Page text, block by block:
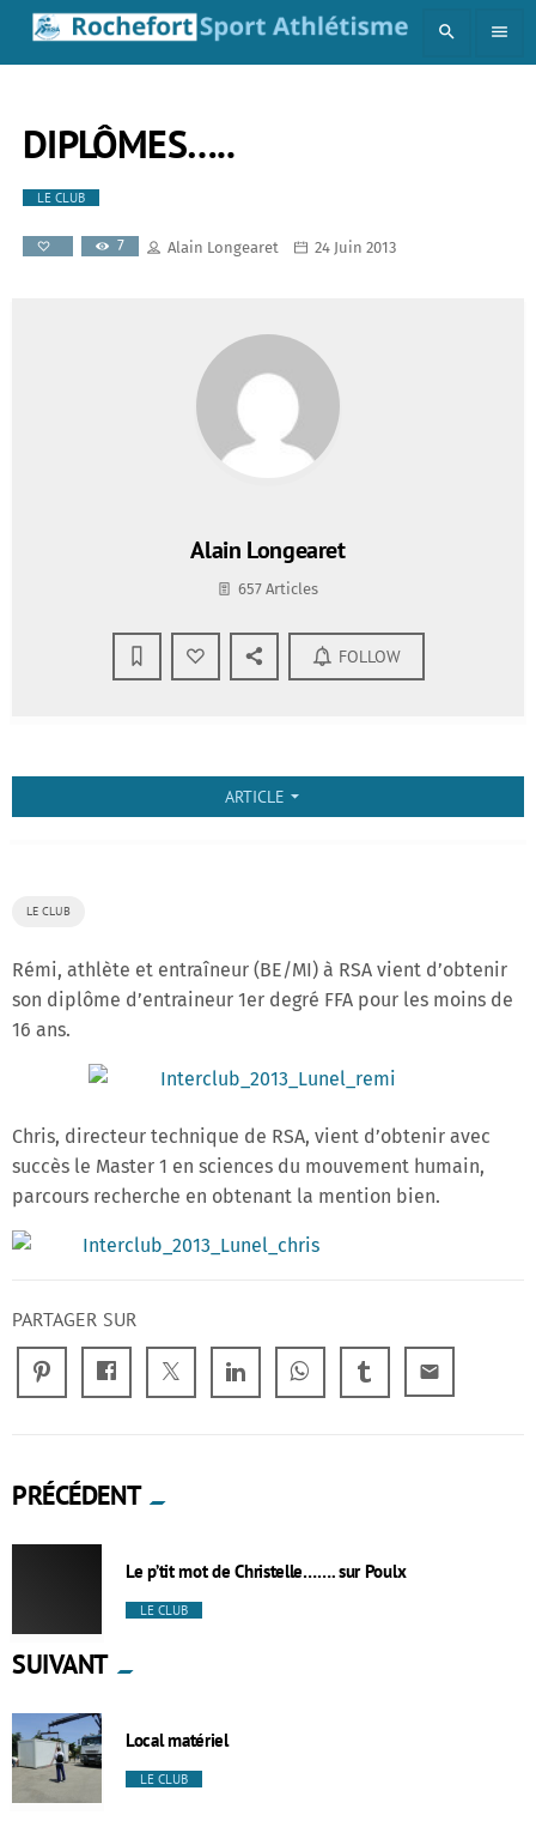
search menu
DIPLÔMES…..
LE CLUB
7 Alain Longearet 24 Juin 2013
Alain Longearet
657 Articles
FOLLOW
ARTICLE arrow_drop_down
LE CLUB
Rémi, athlète et entraîneur (BE/MI) à RSA vient d’obtenir
son diplôme d’entraineur 1er degré FFA pour les moins de
16 ans.
Chris, directeur technique de RSA, vient d’obtenir avec
succès le Master 1 en sciences du mouvement humain,
parcours recherche en obtenant la mention bien.
PARTAGER SUR
email
PRÉCÉDENT
Le p’tit mot de Christelle……. sur Poulx
LE CLUB
SUIVANT
Local matériel
LE CLUB